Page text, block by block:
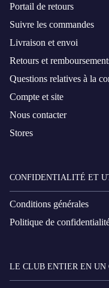
Portail de retours
Suivre les commandes
Livraison et envoi
Retours et
Questions relatives à la
Compte et site
Nous contacter
Stores
CONFIDENTIALITÉ ET
Conditions générales
Politique de
LE CLUB ENTIER EN UN